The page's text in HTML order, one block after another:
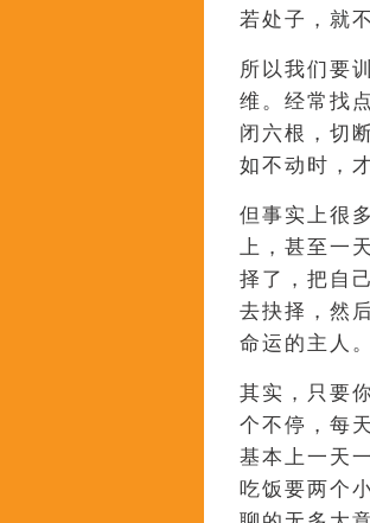
若处子，就
所以我们要
维。经常找
闭六根，切
如不动时，
但事实上很
上，甚至一
择了，把自
去抉择，然
命运的主人。
其实，只要
个不停，每
基本上一天
吃饭要两个